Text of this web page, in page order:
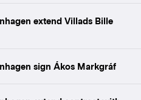
extend Villads Bille
sign Ákos Markgráf